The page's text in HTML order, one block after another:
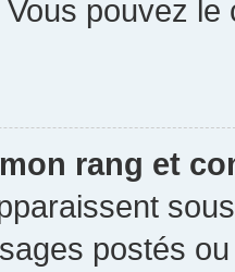
Vous pouvez
rang et
postés